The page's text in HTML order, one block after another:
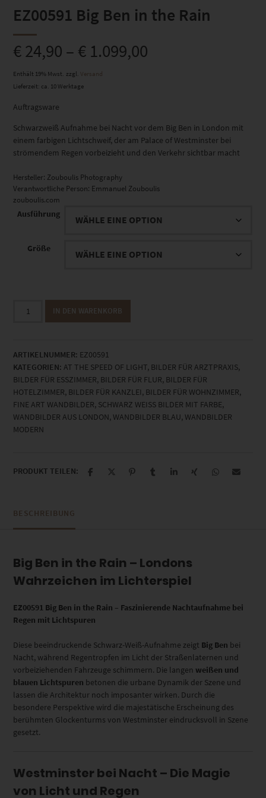
EZ00591 Big Ben in the Rain
€24,90 – € 1.099,00
Enthält 19% Mwst. zzgl. Versand
Lieferzeit: ca. 10 Werktage
Auftragsware
Schwarzweiß Aufnahme bei Nacht vor dem Big Ben in London mit
einem farbigen Lichtschweif, der am Palace of Westminster bei
strömendem Regen vorbeizieht und den Verkehr sichtbar macht
Hersteller: Zouboulis Photography
Verantwortliche Person: Emmanuel Zouboulis
zouboulis.com
Ausführung
Größe
the
Rain
Menge
IN DEN WARENKORB
ARTIKELNUMMER: EZ00591
KATEGORIEN: AT THE SPEED OF LIGHT, BILDER FÜR ARZTPRAXIS,
BILDER FÜR ESSZIMMER, BILDER FÜR FLUR, BILDER FÜR
HOTELZIMMER, BILDER FÜR KANZLEI, BILDER FÜR WOHNZIMMER,
FINE ART WANDBILDER, SCHWARZ WEISS BILDER MIT FARBE ,
WANDBILDER AUS LONDON, WANDBILDER BLAU, WANDBILDER
MODERN
PRODUKT TEILEN:
BESCHREIBUNG
Big Ben in the Rain – Londons
Wahrzeichen im Lichterspiel
EZ00591 Big Ben in the Rain – Faszinierende Nachtaufnahme bei
Regen mit Lichtspuren
Diese beeindruckende Schwarz-Weiß-Aufnahme zeigt Big Ben bei
Nacht, während Regentropfen im Licht der Straßenlaternen und
vorbeiziehenden Fahrzeuge schimmern. Die langen weißen und
blauen Lichtspuren betonen die urbane Dynamik der Szene und
lassen die Architektur noch imposanter wirken. Durch die
besondere Perspektive wird die majestätische Erscheinung des
berühmten Glockenturms von Westminster eindrucksvoll in Szene
gesetzt.
Westminster bei Nacht – Die Magie
von Licht und Regen